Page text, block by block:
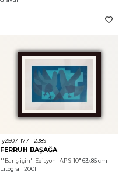
iy2507-177 - 2389
FERRUH BAŞAĞA
""Barış için'' Edisyon- AP 9-10" 63x85 cm -
Litografi 2001